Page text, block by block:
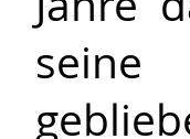
seine